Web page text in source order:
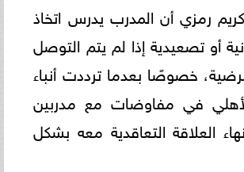
رمزي أن المدرب يدرس اتخاذ
أو تصعيدية إذا لم يتم التوصل
خصوصًا بعدما ترددت أنباء
في مفاوضات مع مدربين
العلاقة التعاقدية معه بشكل